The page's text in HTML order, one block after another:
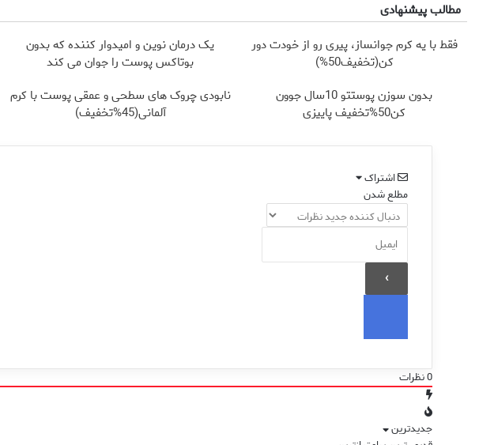
مطالب پیشنهادی
فقط با یه کرم جوانساز، پیری رو از خودت دور
کن(تخفیف50%)
یک درمان نوین و امیدوار کننده که بدون
بوتاکس پوست را جوان می کند
بدون سوزن پوستتو 10سال جوون
کن50%تخفیف پاییزی
نابودی چروک های سطحی و عمقی پوست با کرم
آلمانی(45%تخفیف)
اشتراک
مطلع شدن
0نظرات
جدیدترین